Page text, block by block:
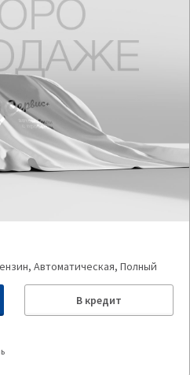
Автоматическая, Полный
В кредит